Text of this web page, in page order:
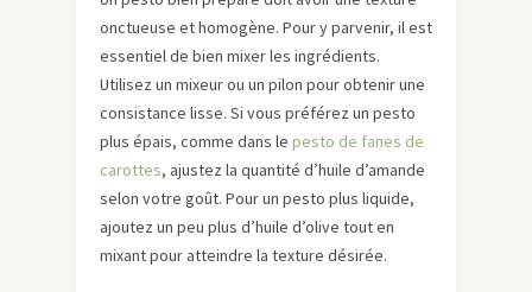
onctueuse et homogène. Pour y parvenir, il est
essentiel de bien mixer les ingrédients.
Utilisez un mixeur ou un pilon pour obtenir une
consistance lisse. Si vous préférez un pesto
plus épais, comme dans le pesto de fanes de
carottes, ajustez la quantité d’huile d’amande
selon votre goût. Pour un pesto plus liquide,
ajoutez un peu plus d’huile d’olive tout en
mixant pour atteindre la texture désirée.